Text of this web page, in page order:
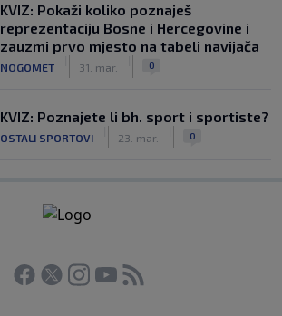
KVIZ: Pokaži koliko poznaješ
reprezentaciju Bosne i Hercegovine i
zauzmi prvo mjesto na tabeli navijača
NOGOMET 31. mar. 0
KVIZ: Poznajete li bh. sport i sportiste?
OSTALI SPORTOVI 23. mar. 0